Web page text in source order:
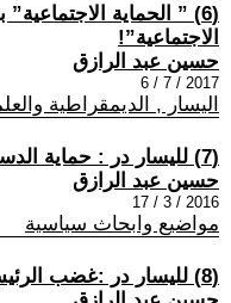
(6) ” الحماية الاجتماعية”
الاجتماعية”!
حسين عبد الرازق
2017 / 7 / 6
اليسار , الديمقراطية
(7) لليسار در : حماية الدستور
حسين عبد الرازق
2016 / 3 / 17
مواضيع وابحاث سياسية
(8) لليسار در :غضب الرئيس